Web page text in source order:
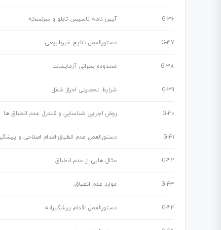
G-36 آیین نامه تاسیس تابلو و سرنسخه
G-37 دستورالعمل نتایج غیرطبیعی
G-38 محدوده بحرانی آزمایشات
G-39 شرایط تحصیلی احراز شغل
G-40 روش اجرايي شناسايي و كنترل عدم انطباق ها
G-41 دستورالعمل عدم انطباق-اقدام اصلاحی و
G-42 مثال هایی از عدم انطباق
G-43 موارد عدم انطباق
G-44 دستورالعمل اقدام پیشگیرانه